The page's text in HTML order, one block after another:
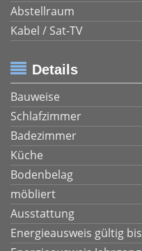
Abstellraum
Kabel / Sat-TV
Details
Bauweise
Schlafzimmer
Badezimmer
Küche
Bodenbelag
möbliert
Ausstattung
Energieausweis gültig bis